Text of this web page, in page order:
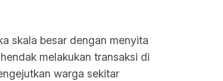
skala besar dengan menyita
melakukan transaksi di
warga sekitar